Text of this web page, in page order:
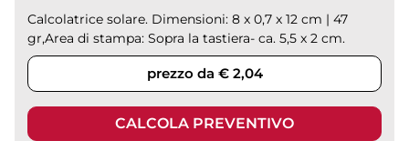
Calcolatrice solare. Dimensioni: 8 x 0,7 x 12 cm | 47
gr,Area di stampa: Sopra la tastiera- ca. 5,5 x 2 cm.
prezzo da € 2,04
CALCOLA PREVENTIVO